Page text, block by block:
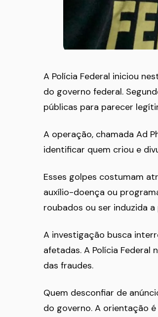
A Polícia Federal iniciou
do governo federal.
públicas para parecer
A operação, chamada Ad
identificar quem criou e
Esses golpes costumam
auxílio-doença ou
roubados ou ser induzida
A investigação busca
afetadas. A Polícia
das fraudes.
Quem desconfiar de
do governo. A orientação